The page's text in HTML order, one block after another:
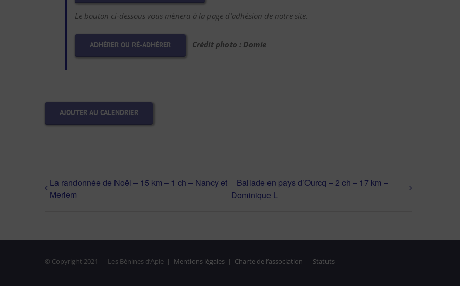
Le bouton ci-dessous vous mènera à la page d’adhésion de notre site.
ADHÉRER OU RÉ-ADHÉRER Crédit photo : Domie
AJOUTER AU CALENDRIER
La randonnée de Noël – 15 km – 1 ch – Nancy et
Meriem
Ballade en pays d’Ourcq – 2 ch – 17 km –
Dominique L
© Copyright 2021 | Les Bénines d’Apie | Mentions légales| Charte de l’association | Statuts